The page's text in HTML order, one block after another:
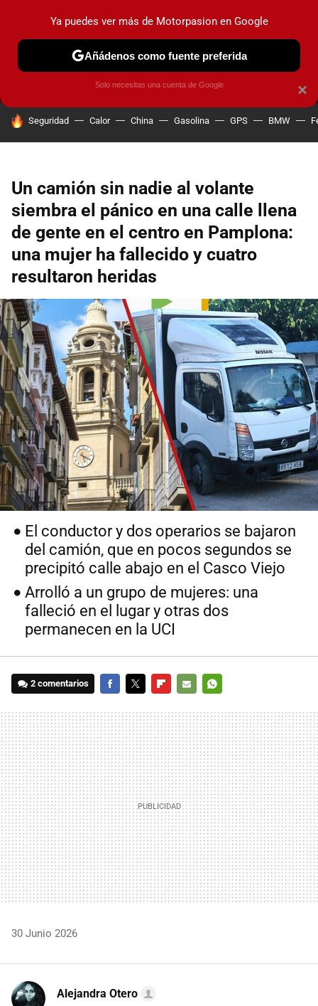
MENÚ NUEVO
COCHES ELÉCTRICOS OBSERVATORIO
HOY SE HABLA DE
Seguridad Calor China Gasolina GPS BMW
Un camión sin nadie al volante
siembra el pánico en una calle llena
de gente en el centro en Pamplona:
una mujer ha fallecido y cuatro
resultaron heridas
El conductor y dos operarios se bajaron
del camión, que en pocos segundos se
precipitó calle abajo en el Casco Viejo
Arrolló a un grupo de mujeres: una
falleció en el lugar y otras dos
permanecen en la UCI
2 comentarios
MAIL
30 Junio 2026
Alejandra Otero
×
Ya puedes ver más de Motorpasion en Google
Añádenos como fuente preferida
Solo necesitas una cuenta de Google